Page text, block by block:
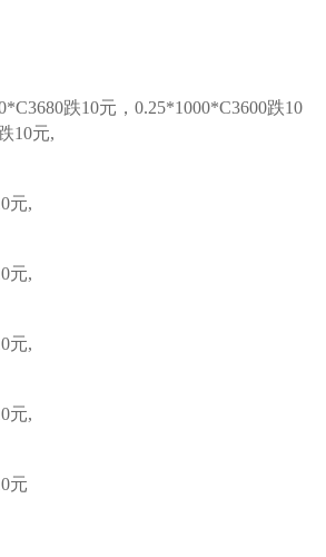
跌10元，0.25*1000*C3600跌10
10元,
元,
元,
元,
元,
元